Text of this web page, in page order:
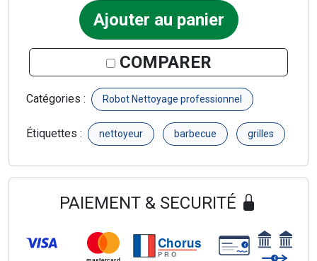
Ajouter au panier
COMPARER
Catégories : Robot Nettoyage professionnel
Étiquettes : nettoyeur barbecue grilles
PAIEMENT & SECURITÉ
Chorus
PRO
€
€